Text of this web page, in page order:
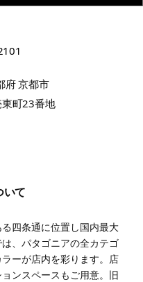
府 京都市
町23番地
いて
四条通に位置し国内最大
、パタゴニアの全カテゴ
ーが店内を彩ります。店
ンスペースもご用意。旧